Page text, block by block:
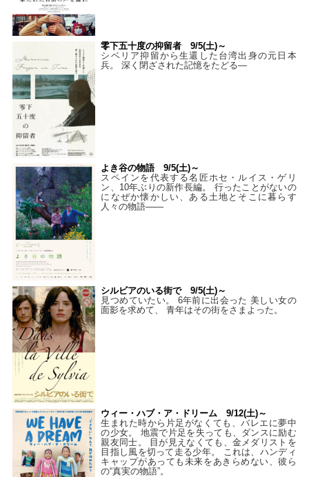
零下五十度の抑留者 9/5(土)～
シベリア抑留から生還した台湾出身の元日本
兵。 深く閉ざされた記憶をたどる—
よき谷の物語 9/5(土)～
スペインを代表する名匠ホセ・ルイス・ゲリ
ン、10年ぶりの新作長編。 行ったことがないの
になぜか懐かしい、ある土地とそこに暮らす
人々の物語――
シルビアのいる街で 9/5(土)～
見つめていたい。 6年前に出会った 美しい女の
面影を求めて、 青年はその街をさまよった。
ウィー・ハブ・ア・ドリーム 9/12(土)～
生まれた時から片足がなくても、バレエに夢中
の少女。 地震で片足を失っても、ダンスに励む
親友同士。 目が見えなくても、金メダリストを
目指し風を切って走る少年。 これは、ハンディ
キャップがあっても未来をあきらめない、彼ら
の“真実の物語”。